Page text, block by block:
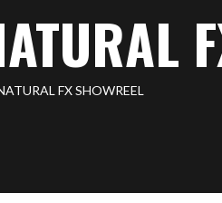
FX SHOWREEL